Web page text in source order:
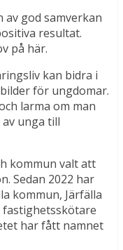
av god samverkan
resultat.
på här.
kan bidra i
för ungdomar.
larma om man
unga till
kommun valt att
Sedan 2022 har
kommun, Järfälla
har fått namnet